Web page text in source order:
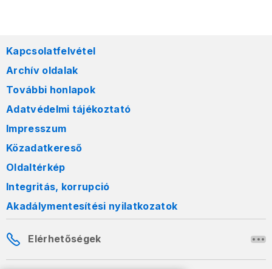
Kapcsolatfelvétel
Archív oldalak
További honlapok
Adatvédelmi tájékoztató
Impresszum
Közadatkereső
Oldaltérkép
Integritás, korrupció
Akadálymentesítési nyilatkozatok
Elérhetőségek